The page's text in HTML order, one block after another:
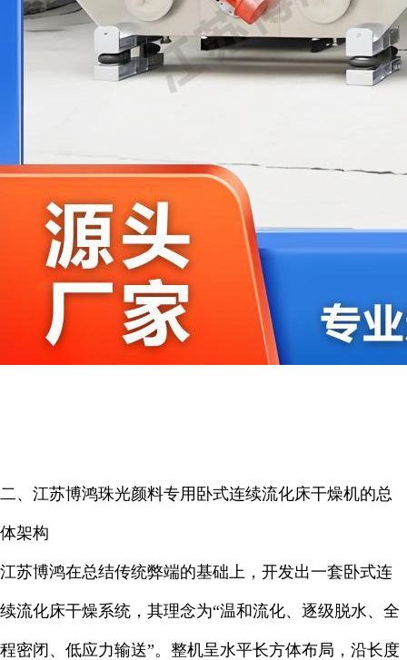
二、江苏博鸿珠光颜料专用卧式连续流化床干燥机的总
体架构
江苏博鸿在总结传统弊端的基础上，开发出一套卧式连
续流化床干燥系统，其理念为“温和流化、逐级脱水、全
程密闭、低应力输送”。整机呈水平长方体布局，沿长度